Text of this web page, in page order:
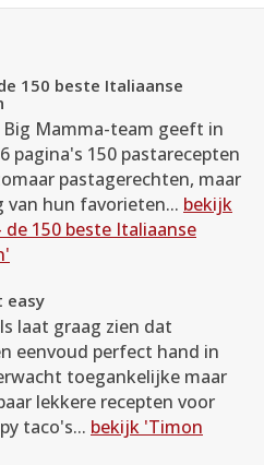
150 beste Italiaanse
Mamma-team geeft in
pagina's 150 pastarecepten
pastagerechten, maar
van hun favorieten... bekijk
150 beste Italiaanse
easy
laat graag zien dat
eenvoud perfect hand in
toegankelijke maar
lekkere recepten voor
taco's... bekijk 'Timon